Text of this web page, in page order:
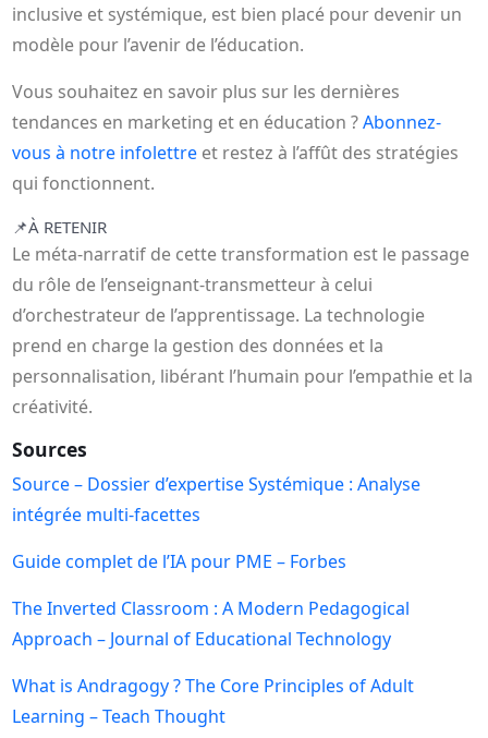
inclusive et systémique, est bien placé pour devenir un
modèle pour l’avenir de l’éducation.
Vous souhaitez en savoir plus sur les dernières
tendances en marketing et en éducation ?Abonnez-
vous à notre infolettre et restez à l’affût des stratégies
qui fonctionnent.
📌À RETENIR
Le méta-narratif de cette transformation est le passage
du rôle de l’enseignant-transmetteur à celui
d’orchestrateur de l’apprentissage. La technologie
prend en charge la gestion des données et la
personnalisation, libérant l’humain pour l’empathie et la
créativité.
Sources
Source – Dossier d’expertise Systémique : Analyse
intégrée multi-facettes
Guide complet de l’IA pour PME – Forbes
The Inverted Classroom : A Modern Pedagogical
Approach – Journal of Educational Technology
What is Andragogy ? The Core Principles of Adult
Learning – Teach Thought